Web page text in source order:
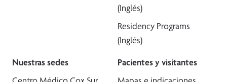
(Inglés)
Residency Programs
(Inglés)
Nuestras sedes
Pacientes y visitantes